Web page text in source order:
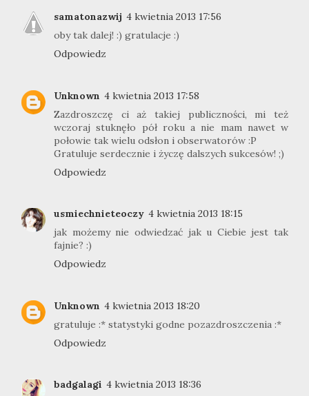
samatonazwij 4 kwietnia 2013 17:56
oby tak dalej! :) gratulacje :)
Odpowiedz
Unknown 4 kwietnia 2013 17:58
Zazdroszczę ci aż takiej publiczności, mi też
wczoraj stuknęło pół roku a nie mam nawet w
połowie tak wielu odsłon i obserwatorów :P
Gratuluje serdecznie i życzę dalszych sukcesów! ;)
Odpowiedz
usmiechnieteoczy 4 kwietnia 2013 18:15
jak możemy nie odwiedzać jak u Ciebie jest tak
fajnie? :)
Odpowiedz
Unknown 4 kwietnia 2013 18:20
gratuluje :* statystyki godne pozazdroszczenia :*
Odpowiedz
badgalagi 4 kwietnia 2013 18:36